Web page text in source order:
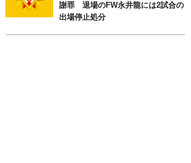
謝罪 退場のFW永井龍には2試合の
出場停止処分